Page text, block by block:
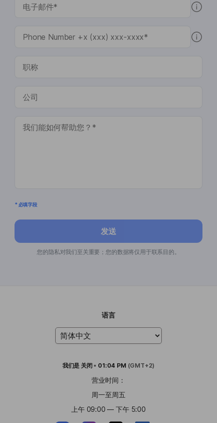
* 必填字段
发送
您的隐私对我们至关重要；您的数据将仅用于联系目的。
语言
我们是 关闭 • 01:04 PM (GMT+2)
营业时间：
周一至周五
上午 09:00 — 下午 5:00